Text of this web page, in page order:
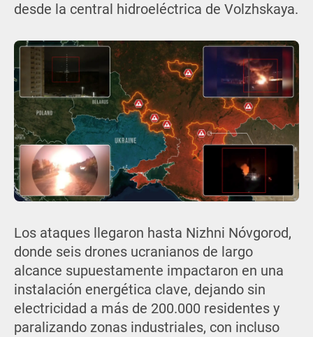
desde la central hidroeléctrica de Volzhskaya.
Los ataques llegaron hasta Nizhni Nóvgorod,
donde seis drones ucranianos de largo
alcance supuestamente impactaron en una
instalación energética clave, dejando sin
electricidad a más de 200.000 residentes y
paralizando zonas industriales, con incluso